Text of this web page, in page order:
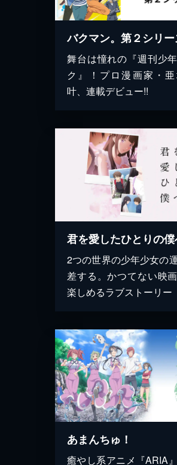
バクマン。第２シリ
舞台は憧れの『週刊少
ク』！プロ漫画家・
叶、連載デビュー!!
君を愛したひとりの
2つの世界の少年少女の
差する。かつてない映
楽しめるラブストーリー
あまんちゅ！
癒やし系アニメ『ARIA